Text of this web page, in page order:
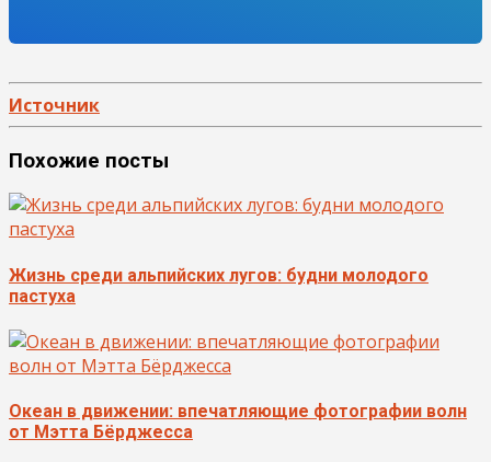
Источник
Похожие посты
Жизнь среди альпийских лугов: будни молодого
пастуха
Океан в движении: впечатляющие фотографии волн
от Мэтта Бёрджесса